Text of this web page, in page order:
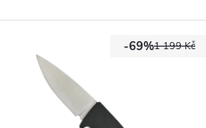
1 199 Kč
-69%